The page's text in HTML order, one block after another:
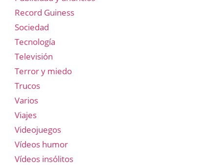
Record Guiness
Sociedad
Tecnología
Televisión
Terror y miedo
Trucos
Varios
Viajes
Videojuegos
Vídeos humor
Vídeos insólitos